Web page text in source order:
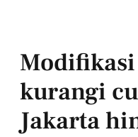
kurangi
Jakarta